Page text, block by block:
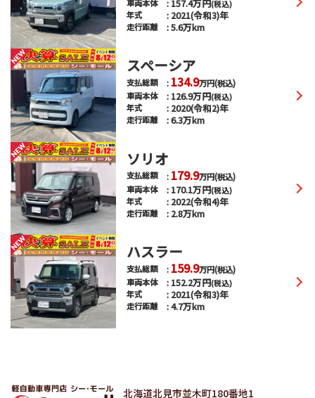
車両本体
157.4万円(税込)
年式 2021(令和3)年
走行距離 5.6万km
スペーシア
支払総額 134.9万円(税込)
車両本体
126.9万円(税込)
年式 2020(令和2)年
走行距離 6.3万km
ソリオ
支払総額 179.9万円(税込)
車両本体
170.1万円(税込)
年式 2022(令和4)年
走行距離 2.8万km
ハスラー
支払総額 159.9万円(税込)
車両本体
152.2万円(税込)
年式 2021(令和3)年
走行距離 4.7万km
北海道北見市並木町180番地1